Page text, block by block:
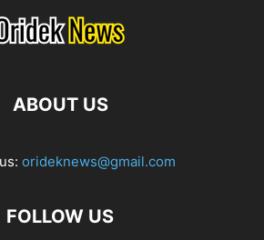
ABOUT US
orideknews@gmail.com
FOLLOW US